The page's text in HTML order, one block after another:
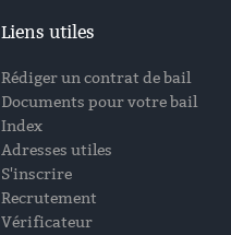
Liens utiles
Rédiger un contrat de bail
Documents pour votre bail
Index
Adresses utiles
S'inscrire
Recrutement
Vérificateur